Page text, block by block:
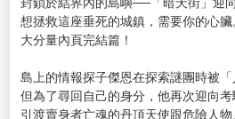
購買評價限制
使用超商取貨付款：負評≦1分 超
市價：550元
★懷古瑰異畫家「壺也」的漫畫＆插